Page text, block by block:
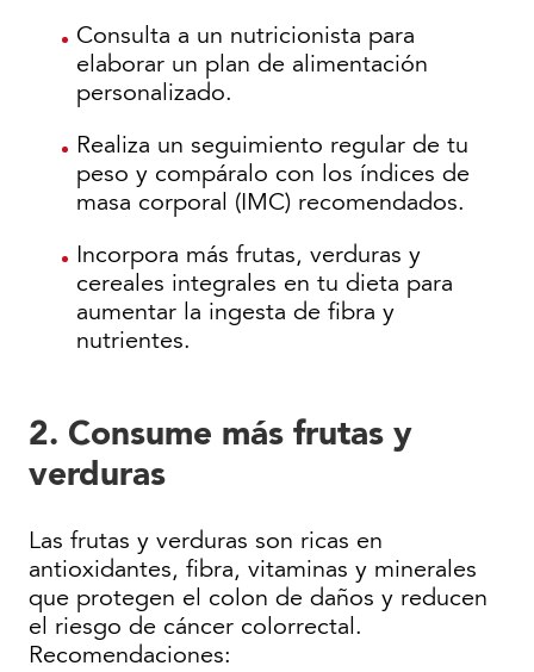
Consulta a un nutricionista para
elaborar un plan de alimentación
personalizado.
Realiza un seguimiento regular de tu
peso y compáralo con los índices de
masa corporal (IMC) recomendados.
Incorpora más frutas, verduras y
cereales integrales en tu dieta para
aumentar la ingesta de fibra y
nutrientes.
2. Consume más frutas y
verduras
Las frutas y verduras son ricas en
antioxidantes, fibra, vitaminas y minerales
que protegen el colon de daños y reducen
el riesgo de cáncer colorrectal.
Recomendaciones: